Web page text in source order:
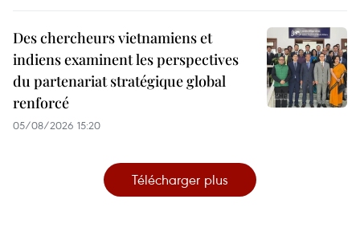
Des chercheurs vietnamiens et
indiens examinent les perspectives
du partenariat stratégique global
renforcé
05/08/2026 15:20
Télécharger plus